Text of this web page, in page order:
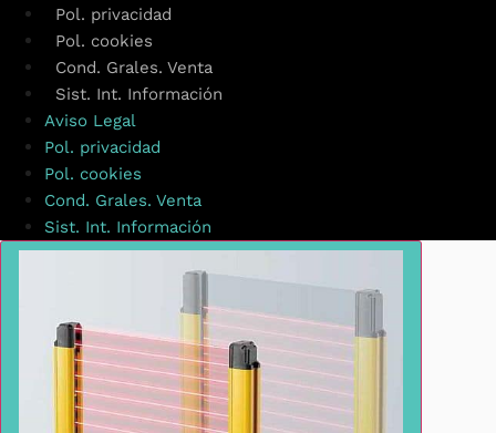
Pol. privacidad
Pol. cookies
Cond. Grales. Venta
Sist. Int. Información
Aviso Legal
Pol. privacidad
Pol. cookies
Cond. Grales. Venta
Sist. Int. Información